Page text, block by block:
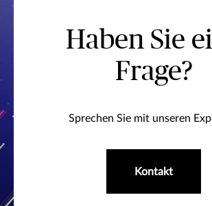
Haben Sie
Frage?
Sprechen Sie mit unseren
Kontakt